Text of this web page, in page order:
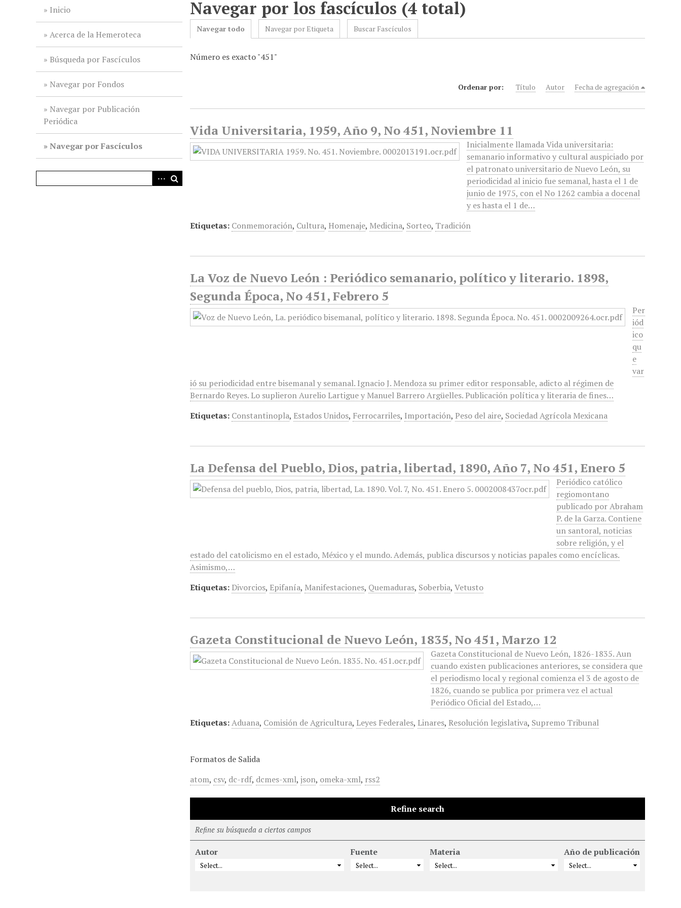
Inicio
Acerca de la Hemeroteca
Búsqueda por Fascículos
Navegar por Fondos
Navegar por Publicación
Periódica
Navegar por Fascículos
Navegar por los fascículos (4 total)
Navegar todo Navegar por Etiqueta Buscar Fascículos
Número es exacto "451"
Ordenar por: Título Autor Fecha de agregación
Vida Universitaria, 1959, Año 9, No 451, Noviembre 11
Inicialmente llamada Vida universitaria:
semanario informativo y cultural auspiciado por
el patronato universitario de Nuevo León, su
periodicidad al inicio fue semanal, hasta el 1 de
junio de 1975, con el No 1262 cambia a docenal
y es hasta el 1 de…
Etiquetas: Conmemoración, Cultura, Homenaje, Medicina, Sorteo, Tradición
La Voz de Nuevo León : Periódico semanario, político y literario. 1898,
Segunda Época, No 451, Febrero 5
Per
iód
ico
qu
e
var
ió su periodicidad entre bisemanal y semanal. Ignacio J. Mendoza su primer editor responsable, adicto al régimen de
Bernardo Reyes. Lo suplieron Aurelio Lartigue y Manuel Barrero Argüelles. Publicación política y literaria de fines…
Etiquetas: Constantinopla, Estados Unidos, Ferrocarriles, Importación, Peso del aire, Sociedad Agrícola Mexicana
La Defensa del Pueblo, Dios, patria, libertad, 1890, Año 7, No 451, Enero 5
Periódico católico
regiomontano
publicado por Abraham
P. de la Garza. Contiene
un santoral, noticias
sobre religión, y el
estado del catolicismo en el estado, México y el mundo. Además, publica discursos y noticias papales como encíclicas.
Asimismo,…
Etiquetas: Divorcios, Epifanía, Manifestaciones, Quemaduras, Soberbia,Vetusto
Gazeta Constitucional de Nuevo León, 1835, No 451, Marzo 12
Gazeta Constitucional de Nuevo León, 1826-1835. Aun
cuando existen publicaciones anteriores, se considera que
el periodismo local y regional comienza el 3 de agosto de
1826, cuando se publica por primera vez el actual
Periódico Oficial del Estado,…
Etiquetas:Aduana, Comisión de Agricultura, Leyes Federales, Linares, Resolución legislativa, Supremo Tribunal
Formatos de Salida
atom, csv, dc-rdf, dcmes-xml,json, omeka-xml, rss2
Refine search
Refine su búsqueda a ciertos campos
Autor Fuente Materia Año de publicación